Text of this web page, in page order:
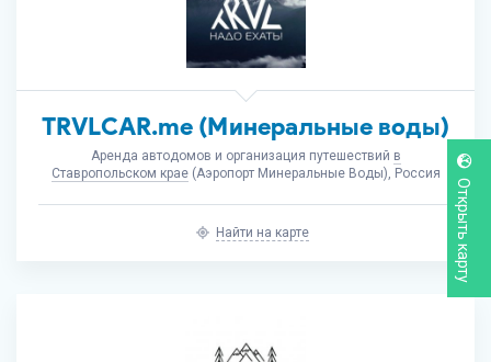
TRVLCAR.me (Минеральные воды)
Аренда автодомов и организация путешествий в
Ставропольском крае(Аэропорт Минеральные Воды), Россия
Найти на карте Открыть карту